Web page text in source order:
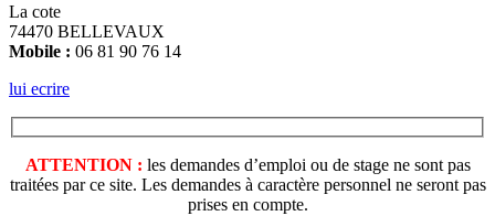
La cote
74470 BELLEVAUX
Mobile : 06 81 90 76 14
lui ecrire
ATTENTION : les demandes d’emploi ou de stage ne sont pas
traitées par ce site. Les demandes à caractère personnel ne seront pas
prises en compte.